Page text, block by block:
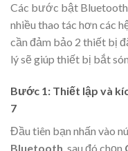
Các bước bật
nhiều thao tác hơn các
cần đảm bảo 2 thiết bị
lý sẽ giúp thiết bị bắt
Bước 1: Thiết lập và
7
Đầu tiên bạn nhấn vào
Bluetooth, sau đó chọn